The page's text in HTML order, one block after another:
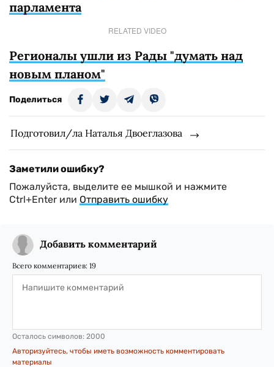
парламента
RELATED VIDEO
Регионалы ушли из Рады "думать над
новым планом"
Поделиться
Подготовил/ла Наталья Двоеглазова
Заметили ошибку?
Пожалуйста, выделите ее мышкой и нажмите
Ctrl+Enter или Отправить ошибку
Добавить комментарий
Всего комментариев: 19
Осталось символов: 2000
Авторизуйтесь, чтобы иметь возможность комментировать
материалы